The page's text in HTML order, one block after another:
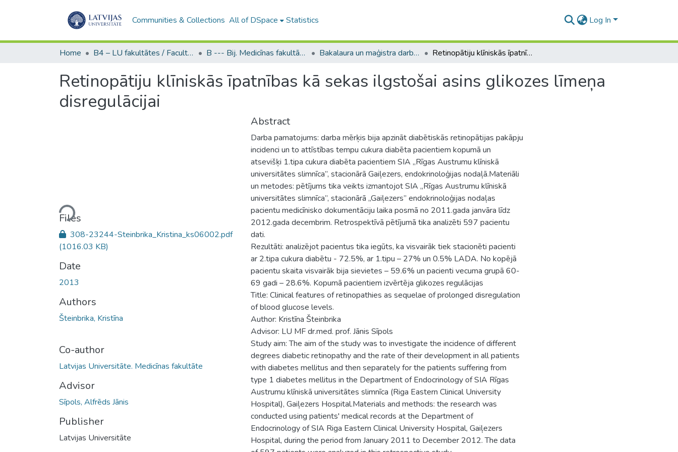
Communities & Collections All of DSpace Statistics Log In
Home B4 – LU fakultātes / Faculties of the UL B --- Bij. Medicīnas fakultātes studentu noslēguma darbi / Faculty of Medicine - Graduate works Bakalaura un maģistra darbi (MF) / Bachelor's and Master's theses Retinopātiju klīniskās īpatnības kā sekas ilgstošai asins glikozes līmeņa disregulācijai
Retinopātiju klīniskās īpatnības kā sekas ilgstošai asins glikozes līmeņa
disregulācijai
Loading...
Files
308-23244-Steinbrika_Kristina_ks06002.pdf
(1016.03 KB)
Date
2013
Authors
Šteinbrika, Kristīna
Co-author
Latvijas Universitāte. Medicīnas fakultāte
Advisor
Sīpols, Alfrēds Jānis
Publisher
Latvijas Universitāte
Abstract
Darba pamatojums: darba mērķis bija apzināt diabētiskās retinopātijas pakāpju
incidenci un to attīstības tempu cukura diabēta pacientiem kopumā un
atsevišķi 1.tipa cukura diabēta pacientiem SIA „Rīgas Austrumu klīniskā
universitātes slimnīca”, stacionārā Gaiļezers, endokrinoloģijas nodaļā.Materiāli
un metodes: pētījums tika veikts izmantojot SIA „Rīgas Austrumu klīniskā
universitātes slimnīca”, stacionārā „Gaiļezers” endokrinoloģijas nodaļas
pacientu medicīnisko dokumentāciju laika posmā no 2011.gada janvāra līdz
2012.gada decembrim. Retrospektīvā pētījumā tika analizēti 597 pacientu
dati.
Rezultāti: analizējot pacientus tika iegūts, ka visvairāk tiek stacionēti pacienti
ar 2.tipa cukura diabētu - 72.5%, ar 1.tipu – 27% un 0.5% LADA. No kopējā
pacientu skaita visvairāk bija sievietes – 59.6% un pacienti vecuma grupā 60-
69 gadi – 28.6%. Kopumā pacientiem izvērtēja glikozes regulācijas
Title: Clinical features of retinopathies as sequelae of prolonged disregulation
of blood glucose levels.
Author: Kristīna Šteinbrika
Advisor: LU MF dr.med. prof. Jānis Sīpols
Study aim: The aim of the study was to investigate the incidence of different
degrees diabetic retinopathy and the rate of their development in all patients
with diabetes mellitus and then separately for the patients suffering from
type 1 diabetes mellitus in the Department of Endocrinology of SIA Rīgas
Austrumu klīniskā universitātes slimnīca (Riga Eastern Clinical University
Hospital), Gaiļezers Hospital.Materials and methods: the research was
conducted using patients' medical records at the Department of
Endocrinology of SIA Riga Eastern Clinical University Hospital, Gaiļezers
Hospital, during the period from January 2011 to December 2012. The data